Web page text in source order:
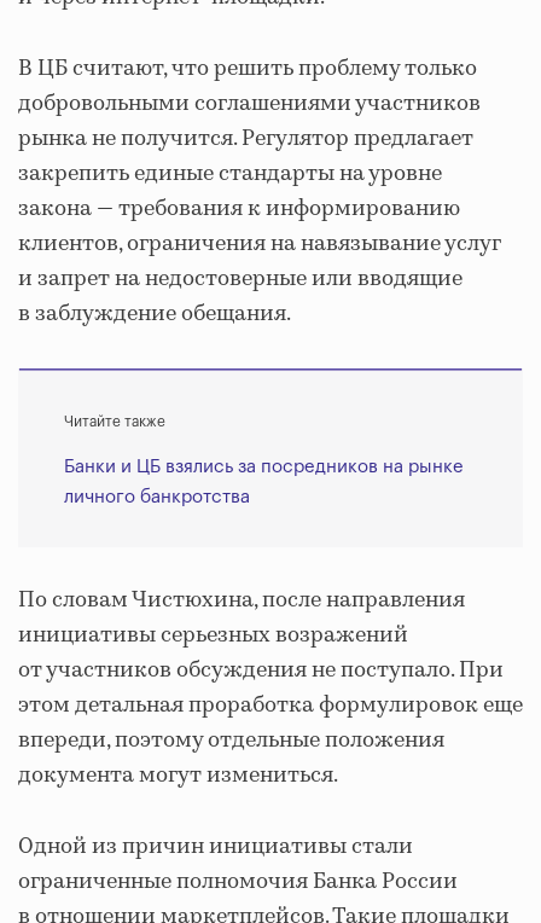
В ЦБ считают, что решить проблему только
добровольными соглашениями участников
рынка не получится. Регулятор предлагает
закрепить единые стандарты на уровне
закона — требования к информированию
клиентов, ограничения на навязывание услуг
и запрет на недостоверные или вводящие
в заблуждение обещания.
Читайте также
Банки и ЦБ взялись за посредников на рынке
личного банкротства
По словам Чистюхина, после направления
инициативы серьезных возражений
от участников обсуждения не поступало. При
этом детальная проработка формулировок еще
впереди, поэтому отдельные положения
документа могут измениться.
Одной из причин инициативы стали
ограниченные полномочия Банка России
в отношении маркетплейсов. Такие площадки